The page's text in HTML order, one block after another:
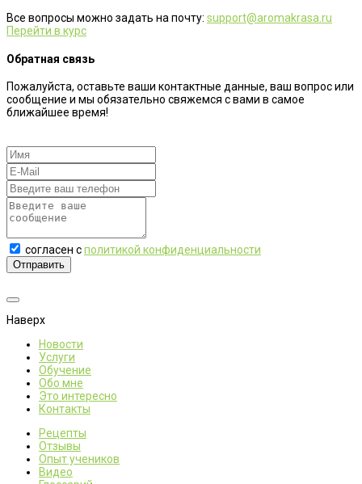
Все вопросы можно задать на почту: support@aromakrasa.ru
Перейти в курс
Обратная связь
Пожалуйста, оставьте ваши контактные данные, ваш вопрос или
сообщение и мы обязательно свяжемся с вами в самое
ближайшее время!
согласен сполитикой конфиденциальности
Отправить
Наверх
Новости
Услуги
Обучение
Обо мне
Это интересно
Контакты
Рецепты
Отзывы
Опыт учеников
Видео